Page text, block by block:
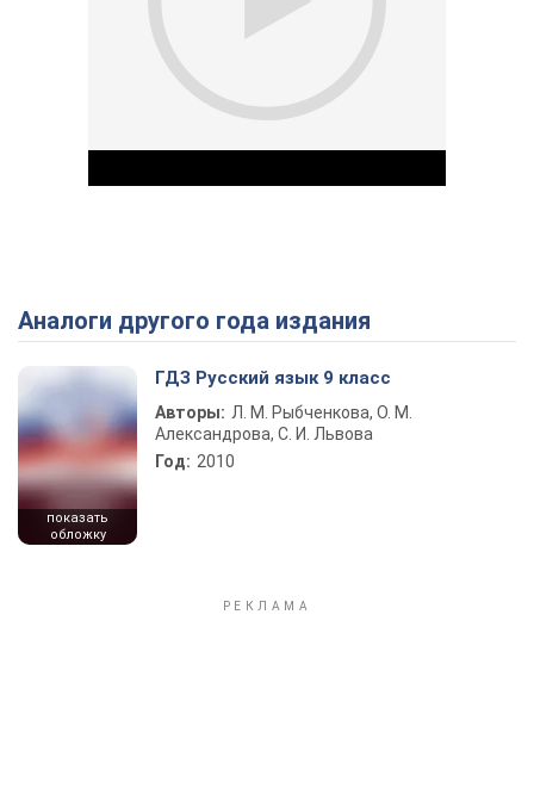
Play Video
Аналоги другого года издания
показать
обложку
ГДЗ Русский язык 9 класс
Авторы: Л. М. Рыбченкова, О. М.
Александрова, С. И. Львова
Год: 2010